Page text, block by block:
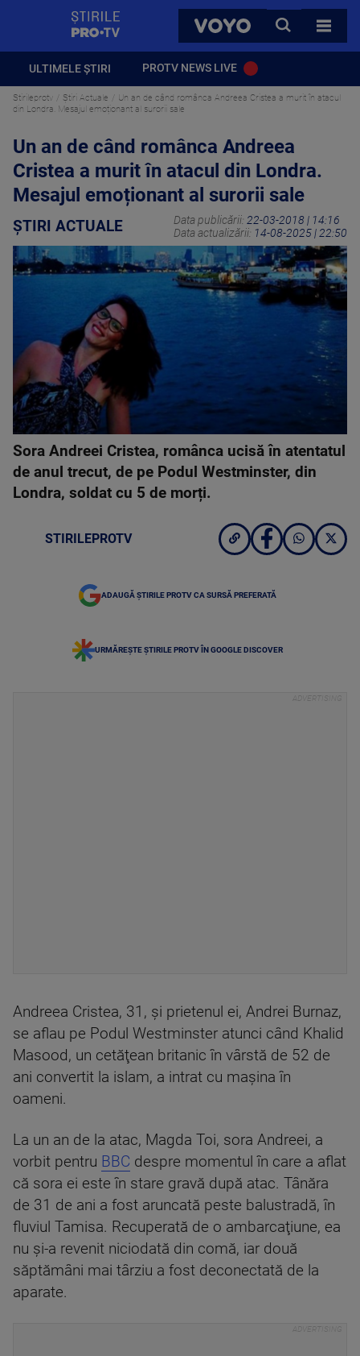
VOYO
CAUTA
TOATE
ULTIMELE ȘTIRI PROTV NEWS LIVE
Stirileprotv Știri Actuale
Un an de când românca Andreea Cristea a murit în atacul
din Londra. Mesajul emoționant al surorii sale
Un an de când românca Andreea
Cristea a murit în atacul din Londra.
Mesajul emoționant al surorii sale
ȘTIRI ACTUALE Data publicării: 22-03-2018 | 14:16
Data actualizării: 14-08-2025 | 22:50
Sora Andreei Cristea, românca ucisă în atentatul
de anul trecut, de pe Podul Westminster, din
Londra, soldat cu 5 de morți.
STIRILEPROTV
ADAUGĂ ȘTIRILE PROTV CA SURSĂ PREFERATĂ
URMĂREȘTE ȘTIRILE PROTV ÎN GOOGLE DISCOVER
Andreea Cristea, 31, și prietenul ei, Andrei Burnaz,
se aflau pe Podul Westminster atunci când Khalid
Masood, un cetăţean britanic în vârstă de 52 de
ani convertit la islam, a intrat cu mașina în
oameni.
La un an de la atac, Magda Toi, sora Andreei, a
vorbit pentru BBC despre momentul în care a aflat
că sora ei este în stare gravă după atac. Tânăra
de 31 de ani a fost aruncată peste balustradă, în
fluviul Tamisa. Recuperată de o ambarcaţiune, ea
nu şi-a revenit niciodată din comă, iar două
săptămâni mai târziu a fost deconectată de la
aparate.